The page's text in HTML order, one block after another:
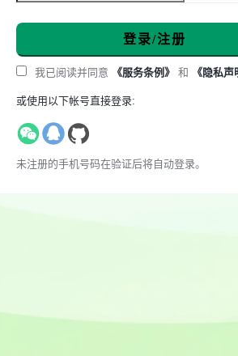
登录/注册
我已阅读并同意 《服务条例》 和 《隐私声
或使用以下帐号直接登录:
未注册的手机号码在验证后将自动登录。